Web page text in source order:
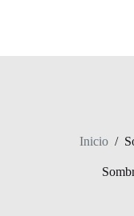
Inicio /